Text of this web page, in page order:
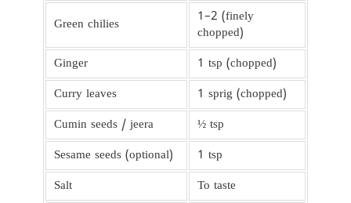
Green chilies
1–2 (finely
chopped)
Ginger 1 tsp (chopped)
Curry leaves 1 sprig (chopped)
Cumin seeds / jeera ½ tsp
Sesame seeds (optional) 1 tsp
Salt To taste